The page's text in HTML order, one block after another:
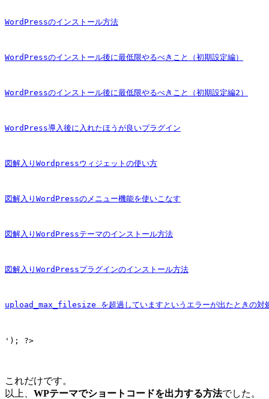
WordPressのインストール方法
WordPressのインストール後に最低限やるべきこと（初期設定編）
WordPressのインストール後に最低限やるべきこと（初期設定編2）
WordPress導入後に入れたほうが良いプラグイン
図解入りWordpressウィジェットの使い方
図解入りWordPressのメニュー機能を使いこなす
図解入りWordPressテーマのインストール方法
図解入りWordPressプラグインのインストール方法
upload_max_filesize を超過していますというエラーが出たときの対
'); ?>
これだけです。
以上、 WPテーマでショートコードを出力する方法でした。